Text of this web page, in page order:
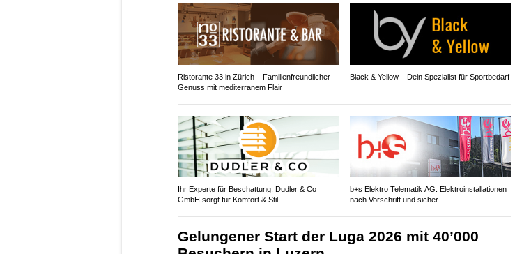
Ristorante 33 in Zürich – Familienfreundlicher
Genuss mit mediterranem Flair
Black & Yellow – Dein Spezialist für Sportbedarf
Ihr Experte für Beschattung: Dudler & Co
GmbH sorgt für Komfort & Stil
b+s Elektro Telematik AG: Elektroinstallationen
nach Vorschrift und sicher
Gelungener Start der Luga 2026 mit 40’000